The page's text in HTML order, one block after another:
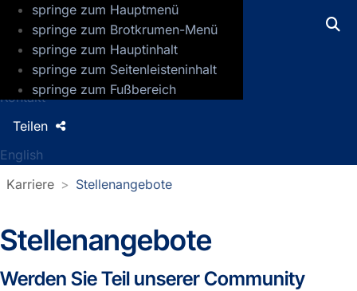
springe zum Hauptmenü
springe zum Brotkrumen-Menü
springe zum Hauptinhalt
springe zum Seitenleisteninhalt
springe zum Fußbereich
GFZ Helmholtz-Zentrum für
Presse
Jobs
Kontakt
English
Teilen
Karriere Stellenangebote
Stellenangebote
Werden Sie Teil unserer Community